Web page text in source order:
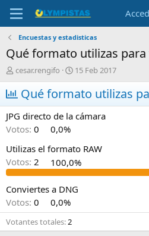
Encuestas y estadisticas
Qué formato utilizas
I
n
i
c
i
a
d
o
r
d
e
l
t
e
m
a
cesar.rengifo
F
e
c
h
a
d
n
i
c
i
15 Feb 2017
Qué formato utilizas
JPG directo de la cámara
Votos: 0
0,0%
Utilizas el formato RAW
Votos: 2 100,0%
Conviertes a DNG
Votos: 0 0,0%
Votantes totales 2